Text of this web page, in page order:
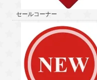
セールコーナー